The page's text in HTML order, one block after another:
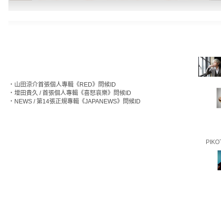
‧ 山田涼介首張個人專輯《RED》問候ID
‧ 增田貴久 / 首張個人專輯《喜怒哀樂》問候ID
‧ NEWS / 第14張正規專輯《JAPANEWS》問候ID